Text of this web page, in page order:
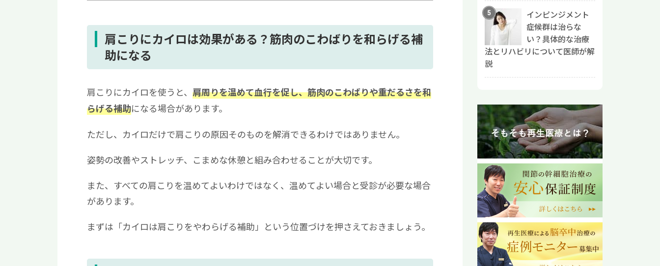
まとめ｜貼る場所と時間に注意して使おう
肩こりにカイロは効果がある？筋肉のこわばりを和らげる補
助になる
肩こりにカイロを使うと、 肩周りを温めて血行を促し、筋肉のこわばりや重だるさを和
らげる補助になる場合があります。
ただし、カイロだけで肩こりの原因そのものを解消できるわけではありません。
姿勢の改善やストレッチ、こまめな休憩と組み合わせることが大切です。
また、すべての肩こりを温めてよいわけではなく、温めてよい場合と受診が必要な場合
があります。
まずは「カイロは肩こりをやわらげる補助」という位置づけを押さえておきましょう。
インピンジメント
症候群は治らな
い？具体的な治療
法とリハビリについて医師が解
説